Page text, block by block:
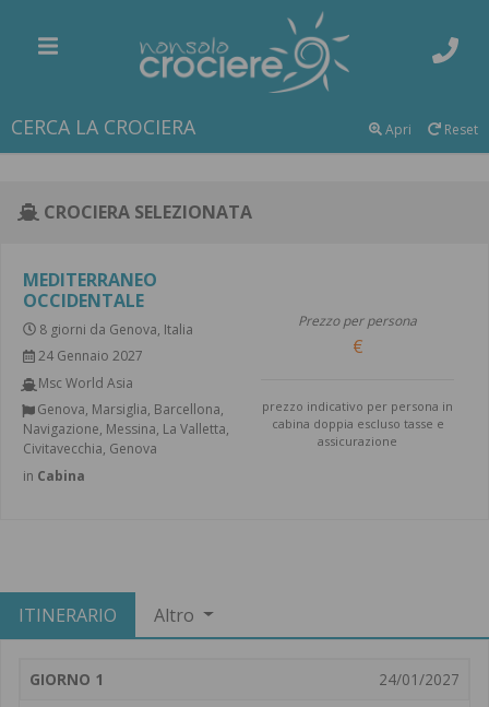
CERCA LA CROCIERA Reset
Apri
CROCIERA SELEZIONATA
MEDITERRANEO
OCCIDENTALE
8 giorni da Genova, Italia
24 Gennaio 2027
Msc World Asia
Genova, Marsiglia, Barcellona,
Navigazione, Messina, La Valletta,
Civitavecchia, Genova
in Cabina
Prezzo per persona
prezzo indicativo per persona in
cabina doppia escluso tasse e
assicurazione
ITINERARIO Altro
GIORNO 1
24/01/2027